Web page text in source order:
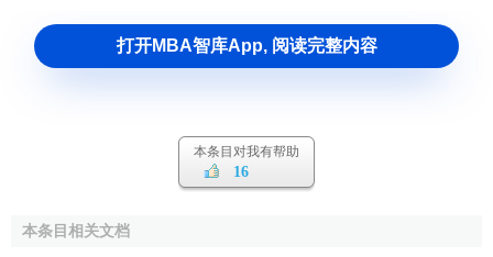
监督证券交易所的各项事务和其他会员的活动
接规定转让交易席位
遵守国家的有关法律、法规、规章和政策，依法开展
度 ，执行证券交易所的决议
打开MBA智库App, 阅读完整内容
本条目对我有帮助
16
本条目相关文档